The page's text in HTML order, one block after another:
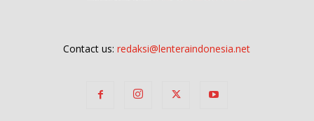
Contact us:redaksi@lenteraindonesia.net